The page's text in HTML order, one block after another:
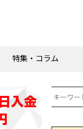
特集・コラム